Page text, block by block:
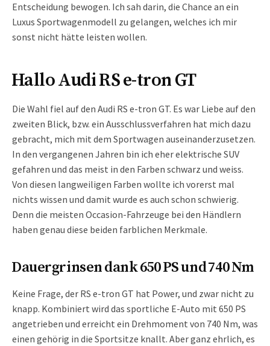
Entscheidung bewogen. Ich sah darin, die Chance an ein
Luxus Sportwagenmodell zu gelangen, welches ich mir
sonst nicht hätte leisten wollen.
Hallo Audi RS e-tron GT
Die Wahl fiel auf den Audi RS e-tron GT. Es war Liebe auf den
zweiten Blick, bzw. ein Ausschlussverfahren hat mich dazu
gebracht, mich mit dem Sportwagen auseinanderzusetzen.
In den vergangenen Jahren bin ich eher elektrische SUV
gefahren und das meist in den Farben schwarz und weiss.
Von diesen langweiligen Farben wollte ich vorerst mal
nichts wissen und damit wurde es auch schon schwierig.
Denn die meisten Occasion-Fahrzeuge bei den Händlern
haben genau diese beiden farblichen Merkmale.
Dauergrinsen dank 650 PS und 740 Nm
Keine Frage, der RS e-tron GT hat Power, und zwar nicht zu
knapp. Kombiniert wird das sportliche E-Auto mit 650 PS
angetrieben und erreicht ein Drehmoment von 740 Nm, was
einen gehörig in die Sportsitze knallt. Aber ganz ehrlich, es